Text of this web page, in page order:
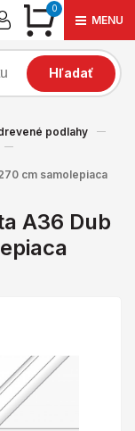
0
MENU
Hľadať
podlahy
cm samolepiaca
A36 Dub